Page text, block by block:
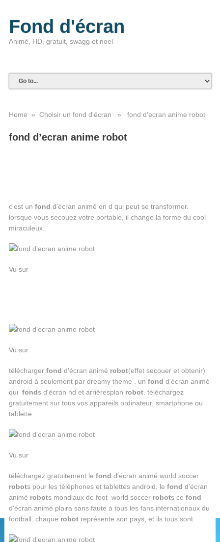
Fond d'écran
Animé, HD, gratuit, swagg et noel
Home » Choisir un fond d'écran » fond d’ecran anime robot
fond d’ecran anime robot
c'est un fond d'écran animé en d qui peut se transformer.
lorsque vous secouez votre portable, il change la forme du cool
miraculeux.
Vu sur
Vu sur
télécharger fond d'écran animé robot(effet secouer et obtenir)
android à seulement par dreamy theme . un fond d'écran animé
qui fonds d'écran hd et arrièresplan robot. téléchargez
gratuitement sur tous vos appareils ordinateur, smartphone ou
tablette.
Vu sur
téléchargez gratuitement le fond d'écran animé world soccer
robots pour les téléphones et tablettes android. le fond d'écran
animé robots mondiaux de foot world soccer robots ce fond
d'écran animé plaira sans faute à tous les fans internationaux du
football. chaque robotreprésente son pays, et ils tous sont